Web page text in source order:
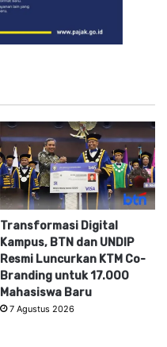
Transformasi Digital
Kampus, BTN dan UNDIP
Resmi Luncurkan KTM Co-
Branding untuk 17.000
Mahasiswa Baru
7 Agustus 2026